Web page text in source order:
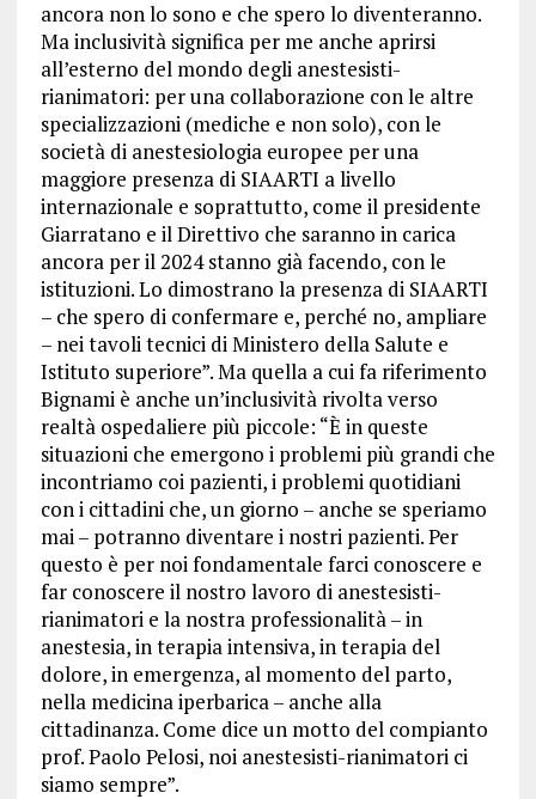
ancora non lo sono e che spero lo diventeranno.
Ma inclusività significa per me anche aprirsi
all’esterno del mondo degli anestesisti-
rianimatori: per una collaborazione con le altre
specializzazioni (mediche e non solo), con le
società di anestesiologia europee per una
maggiore presenza di SIAARTI a livello
internazionale e soprattutto, come il presidente
Giarratano e il Direttivo che saranno in carica
ancora per il 2024 stanno già facendo, con le
istituzioni. Lo dimostrano la presenza di SIAARTI
– che spero di confermare e, perché no, ampliare
– nei tavoli tecnici di Ministero della Salute e
Istituto superiore”. Ma quella a cui fa riferimento
Bignami è anche un’inclusività rivolta verso
realtà ospedaliere più piccole: “È in queste
situazioni che emergono i problemi più grandi che
incontriamo coi pazienti, i problemi quotidiani
con i cittadini che, un giorno – anche se speriamo
mai – potranno diventare i nostri pazienti. Per
questo è per noi fondamentale farci conoscere e
far conoscere il nostro lavoro di anestesisti-
rianimatori e la nostra professionalità – in
anestesia, in terapia intensiva, in terapia del
dolore, in emergenza, al momento del parto,
nella medicina iperbarica – anche alla
cittadinanza. Come dice un motto del compianto
prof. Paolo Pelosi, noi anestesisti-rianimatori ci
siamo sempre”.